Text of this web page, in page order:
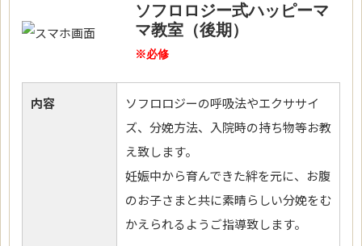
ソフロロジー式ハッピーマ
マ教室（後期）
※必修
内容
ソフロロジーの呼吸法やエクササイ
ズ、分娩方法、入院時の持ち物等お教
え致します。
妊娠中から育んできた絆を元に、お腹
のお子さまと共に素晴らしい分娩をむ
かえられるようご指導致します。